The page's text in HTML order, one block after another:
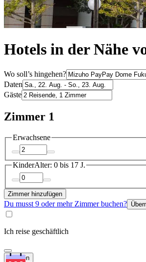
Hotels in der Nähe
Wo soll’s hingehen?
Daten
Gäste
Zimmer 1
Erwachsene
KinderAlter: 0 bis 17 J.
Zimmer hinzufügen
Du musst 9 oder mehr Zimmer buchen?
Ich reise geschäftlich
Suchen